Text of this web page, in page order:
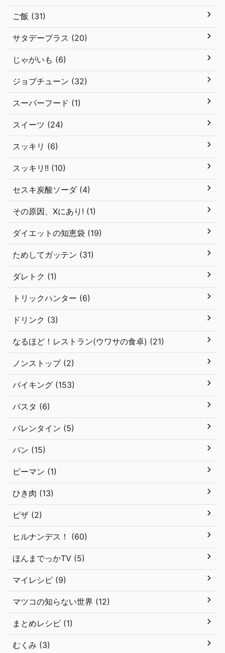
ご飯 (31)
サタデープラス (20)
じゃがいも (6)
ジョブチューン (32)
スーパーフード (1)
スイーツ (24)
スッキリ (6)
スッキリ!! (10)
セスキ炭酸ソーダ (4)
その原因、Xにあり! (1)
ダイエットの知恵袋 (19)
ためしてガッテン (31)
ダレトク (1)
トリックハンター (6)
ドリンク (3)
なるほど！レストラン(ウワサの食卓) (21)
ノンストップ (2)
バイキング (153)
パスタ (6)
バレンタイン (5)
パン (15)
ピーマン (1)
ひき肉 (13)
ピザ (2)
ヒルナンデス！ (60)
ほんまでっかTV (5)
マイレシピ (9)
マツコの知らない世界 (12)
まとめレシピ (1)
むくみ (3)